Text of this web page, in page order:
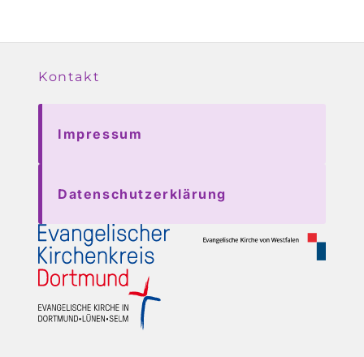
Kontakt
Impressum
Datenschutzerklärung